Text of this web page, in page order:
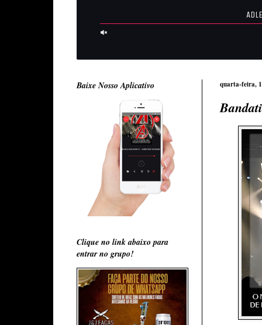
quarta-feira,
Baixe Nosso Aplicativo
Clique no link abaixo para
entrar no grupo!